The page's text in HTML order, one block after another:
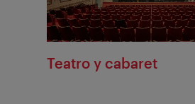
Teatro y cabaret